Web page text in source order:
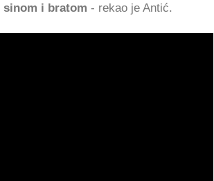
sinom i bratom - rekao je Antić.